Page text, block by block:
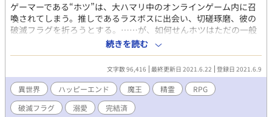
ゲーマーである“ホツ”は、大ハマリ中のオンラインゲーム内に召
喚されてしまう。推しであるラスボスに出会い、切磋琢磨、彼の
破滅フラグを折ろうとする。……が、如何せんホツはただの一般
人。魔法も使えなければ、家が大好きなただのゲーマー。体力も
あまりない。 推しからはすぐに嫁認定されます。 推しに推され
て？？モフモフ……ふぁわ、ねこちゃん……モフモフ…………。
不憫なラスボスの境遇、破滅フラグを折る為にホツがしてきたこ
とは。 何故、ホツは楽観的なのにひたすらに彼を守ろうとするの
か、違和感はラストに。ムーンライトノベルズでも投稿しており
ます。 一日２回更新です
続きを読む
文字数 96,416 最終更新日 2021.6.22 登録日 2021.6.9
異世界 ハッピーエンド 魔王 精霊
RPG
破滅フラグ
溺愛 完結済